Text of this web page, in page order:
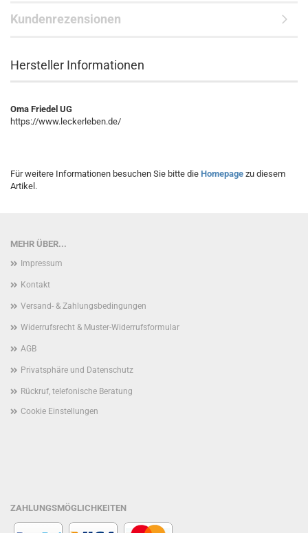
Kundenrezensionen
Hersteller Informationen
Oma Friedel UG
https://www.leckerleben.de/
Für weitere Informationen besuchen Sie bitte die Homepage zu diesem
Artikel.
MEHR ÜBER...
Impressum
Kontakt
Versand- & Zahlungsbedingungen
Widerrufsrecht & Muster-Widerrufsformular
AGB
Privatsphäre und Datenschutz
Rückruf, telefonische Beratung
Cookie Einstellungen
ZAHLUNGSMÖGLICHKEITEN